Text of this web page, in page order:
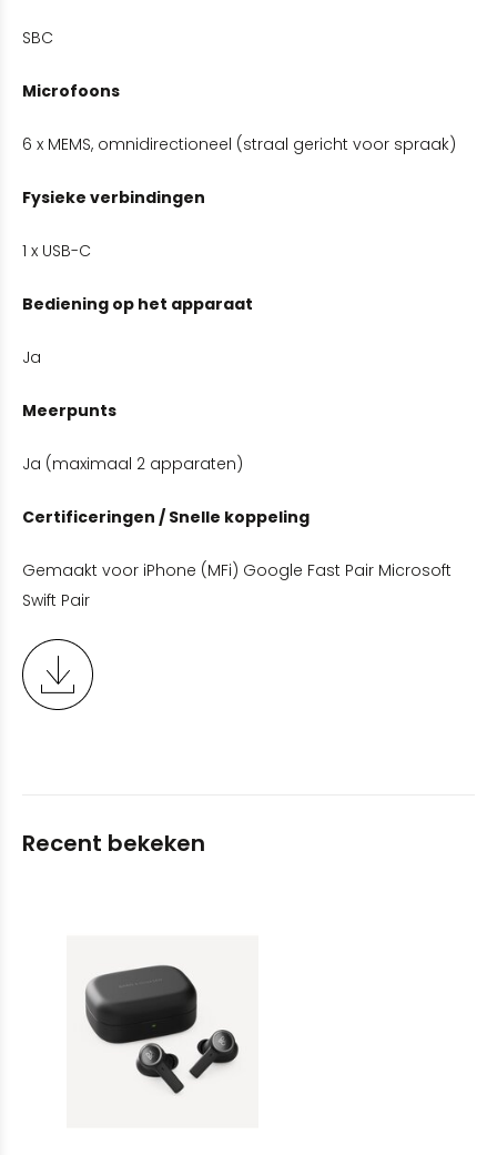
SBC
Microfoons
6 x MEMS, omnidirectioneel (straal gericht voor spraak)
Fysieke verbindingen
1 x USB-C
Bediening op het apparaat
Ja
Meerpunts
Ja (maximaal 2 apparaten)
Certificeringen / Snelle koppeling
Gemaakt voor iPhone (MFi) Google Fast Pair Microsoft
Swift Pair
Recent bekeken